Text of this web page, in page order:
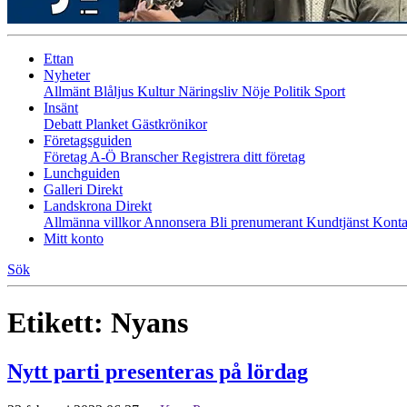
Ettan
Nyheter
Allmänt Blåljus KulturNäringsliv Nöje Politik Sport
Insänt
Debatt Planket Gästkrönikor
Företagsguiden
Företag A-Ö BranscherRegistrera ditt företag
Lunchguiden
Galleri Direkt
Landskrona Direkt
Allmänna villkorAnnonsera Bli prenumerant Kundtjänst
Mitt konto
Sök
Etikett: Nyans
Nytt parti presenteras på lördag